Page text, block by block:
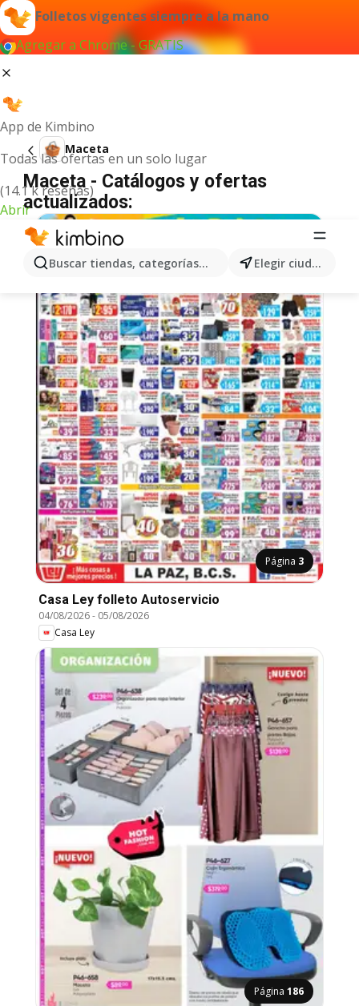
Folletos vigentes siempre a la mano
Agregar a Chrome - GRATIS
App de Kimbino
Todas las ofertas en un solo lugar
(14.1 k reseñas)
Abrir
Buscar tiendas, categorías, productos... Elegir ciudad
Maceta
Maceta - Catálogos y ofertas
actualizados:
Página 3
Casa Ley folleto Autoservicio
04/08/2026- 05/08/2026
Casa Ley
Página 186